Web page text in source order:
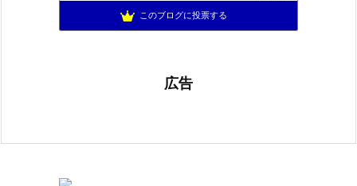
DQWEB ドラゴンクエスト速報
このブログに投票する
広告